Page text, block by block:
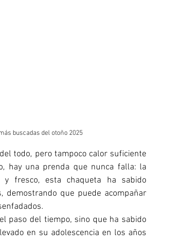
buscadas del otoño 2025
todo, pero tampoco calor suficiente
fresco, esta chaqueta ha sabido
demostrando que puede acompañar
paso del tiempo, sino que ha sabido
en su adolescencia en los años